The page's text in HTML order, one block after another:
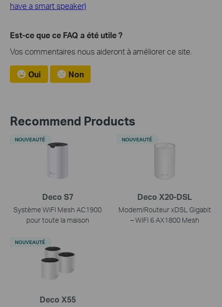
have a smart speaker)
Est-ce que ce FAQ a été utile ?
Vos commentaires nous aideront à améliorer ce site.
Oui Non
Recommend Products
Deco S7
Système WiFI Mesh AC1900
pour toute la maison
NOUVEAUTÉ
Deco X20-DSL
Modem/Routeur xDSL Gigabit
– WiFi 6 AX1800 Mesh
NOUVEAUTÉ
Deco X55
NOUVEAUTÉ